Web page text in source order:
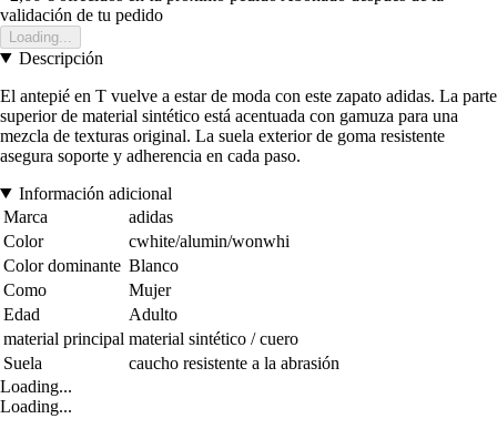
validación de tu pedido
Loading...
Descripción
El antepié en T vuelve a estar de moda con este zapato adidas. La parte
superior de material sintético está acentuada con gamuza para una
mezcla de texturas original. La suela exterior de goma resistente
asegura soporte y adherencia en cada paso.
Información adicional
Marca
adidas
Color
cwhite/alumin/wonwhi
Color dominante Blanco
Como
Mujer
Edad
Adulto
material principal material sintético / cuero
Suela
caucho resistente a la abrasión
Loading...
Loading...